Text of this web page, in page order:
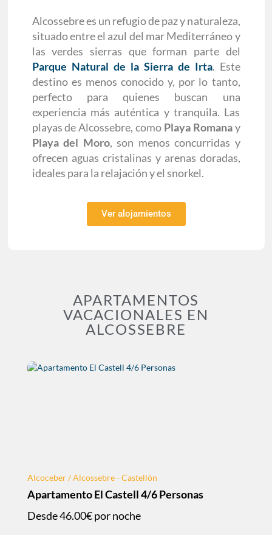
Alcossebre es un refugio de paz y naturaleza,
situado entre el azul del mar Mediterráneo y
las verdes sierras que forman parte del
Parque Natural de la Sierra de Irta. Este
destino es menos conocido y, por lo tanto,
perfecto para quienes buscan una
experiencia más auténtica y tranquila. Las
playas de Alcossebre, como Playa Romanay
Playa del Moro, son menos concurridas y
ofrecen aguas cristalinas y arenas doradas,
ideales para la relajación y el snorkel.
Ver alojamientos
APARTAMENTOS
VACACIONALES EN
ALCOSSEBRE
Alcoceber / Alcossebre - Castellón
Apartamento El Castell 4/6 Personas
Desde46.00€por noche